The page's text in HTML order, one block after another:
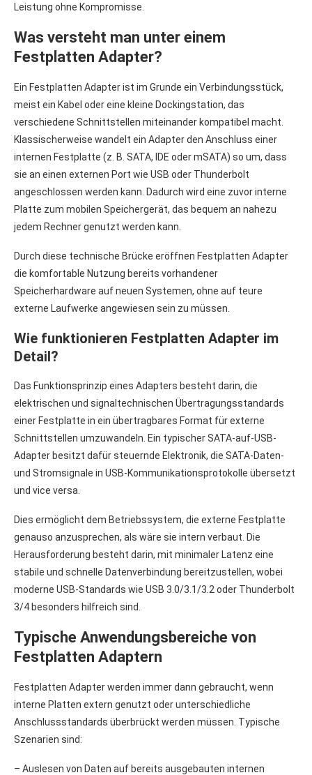
Leistung ohne Kompromisse.
Was versteht man unter einem
Festplatten Adapter?
Ein Festplatten Adapter ist im Grunde ein Verbindungsstück,
meist ein Kabel oder eine kleine Dockingstation, das
verschiedene Schnittstellen miteinander kompatibel macht.
Klassischerweise wandelt ein Adapter den Anschluss einer
internen Festplatte (z. B. SATA, IDE oder mSATA) so um, dass
sie an einen externen Port wie USB oder Thunderbolt
angeschlossen werden kann. Dadurch wird eine zuvor interne
Platte zum mobilen Speichergerät, das bequem an nahezu
jedem Rechner genutzt werden kann.
Durch diese technische Brücke eröffnen Festplatten Adapter
die komfortable Nutzung bereits vorhandener
Speicherhardware auf neuen Systemen, ohne auf teure
externe Laufwerke angewiesen sein zu müssen.
Wie funktionieren Festplatten Adapter im
Detail?
Das Funktionsprinzip eines Adapters besteht darin, die
elektrischen und signaltechnischen Übertragungsstandards
einer Festplatte in ein übertragbares Format für externe
Schnittstellen umzuwandeln. Ein typischer SATA-auf-USB-
Adapter besitzt dafür steuernde Elektronik, die SATA-Daten-
und Stromsignale in USB-Kommunikationsprotokolle übersetzt
und vice versa.
Dies ermöglicht dem Betriebssystem, die externe Festplatte
genauso anzusprechen, als wäre sie intern verbaut. Die
Herausforderung besteht darin, mit minimaler Latenz eine
stabile und schnelle Datenverbindung bereitzustellen, wobei
moderne USB-Standards wie USB 3.0/3.1/3.2 oder Thunderbolt
3/4 besonders hilfreich sind.
Typische Anwendungsbereiche von
Festplatten Adaptern
Festplatten Adapter werden immer dann gebraucht, wenn
interne Platten extern genutzt oder unterschiedliche
Anschlussstandards überbrückt werden müssen. Typische
Szenarien sind:
– Auslesen von Daten auf bereits ausgebauten internen